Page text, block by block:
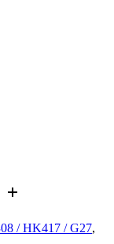
/ HK417 / G27,